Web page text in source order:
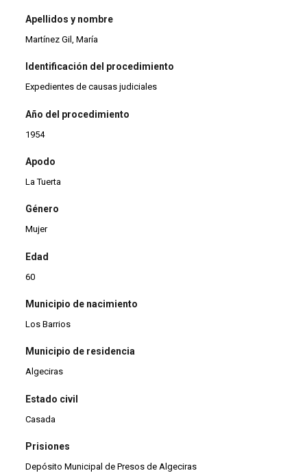
Apellidos y nombre
Martínez Gil, María
Identificación del procedimiento
Expedientes de causas judiciales
Año del procedimiento
1954
Apodo
La Tuerta
Género
Mujer
Edad
60
Municipio de nacimiento
Los Barrios
Municipio de residencia
Algeciras
Estado civil
Casada
Prisiones
Depósito Municipal de Presos de Algeciras